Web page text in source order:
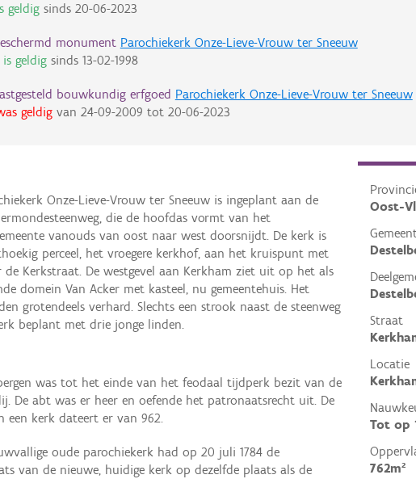
geldigsinds 20-06-2023
monument Parochiekerk Onze-Lieve-Vrouw ter Sneeuw
is geldigsinds 13-02-1998
bouwkundig erfgoed Parochiekerk Onze-Lieve-Vrouw ter Sneeuw
geldigvan 24-09-2009 tot 20-06-2023
Oost-
Straat
Locatie
Tot op
762m²
Onze-Lieve-Vrouw ter Sneeuw is ingeplant aan de
die de hoofdas vormt van het
vanouds van oost naar west doorsnijdt. De kerk is
perceel, het vroegere kerkhof, aan het kruispunt met
de Kerkstraat. De westgevel aan Kerkham ziet uit op het als
domein Van Acker met kasteel, nu gemeentehuis. Het
grotendeels verhard. Slechts een strook naast de steenweg
beplant met drie jonge linden.
was tot het einde van het feodaal tijdperk bezit van de
De abt was er heer en oefende het patronaatsrecht uit. De
een kerk dateert er van 962.
oude parochiekerk had op 20 juli 1784 de
van de nieuwe, huidige kerk op dezelfde plaats als de